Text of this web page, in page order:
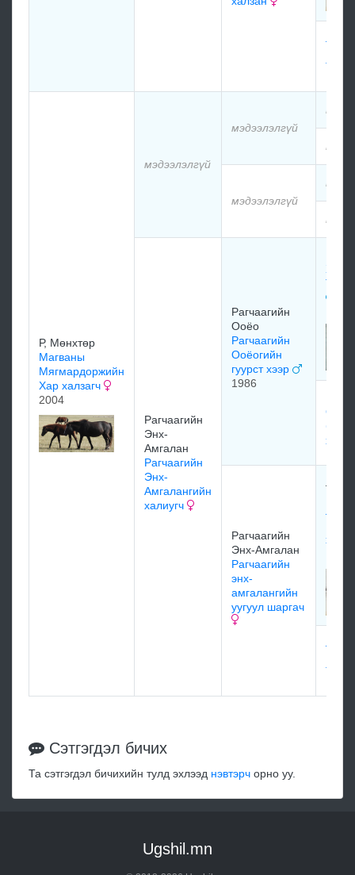
Р, Мөнхтөр
Магваны
Мягмардоржийн
Хар халзагч
2004
мэдээлэлгүй
мэдээлэлгүй
мэдээлэлгүй
Рагчаагийн
Энх-
Амгалан
Рагчаагийн
Энх-
Амгалангийн
халиугч
Рагчаагийн
Ооёо
Рагчаагийн
Ооёогийн
гуурст хээр
1986
Рагчаагийн
Энх-Амгалан
Рагчаагийн
энх-
амгалангийн
уугуул шаргач
Сэтгэгдэл бичих
Та сэтгэгдэл бичихийн тулд эхлээд нэвтэрч орно уу.
Ugshil.mn